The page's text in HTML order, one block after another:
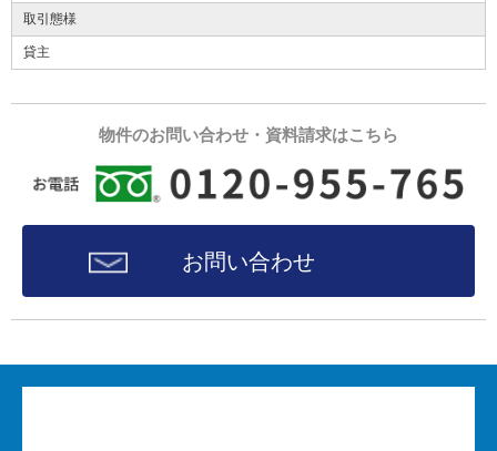
取引態様
貸主
物件のお問い合わせ・資料請求はこちら
お問い合わせ